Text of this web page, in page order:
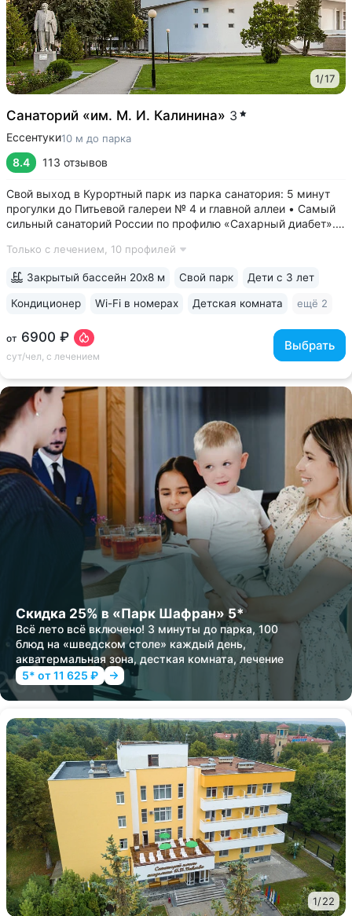
1/17
Санаторий «им. М. И. Калинина» 3
Ессентуки10 м до парка
8.4 113 отзывов
Свой выход в Курортный парк из парка санатория: 5 минут
прогулки до Питьевой галереи № 4 и главной аллеи • Самый
сильный санаторий России по профилю «Сахарный диабет».
На базе санатория работает «Всероссийский
Только с лечением, 10 профилей
от 6900 ₽
сут/чел, с лечением
Выбрать
Закрытый бассейн 20х8 м Свой парк Дети с 3 лет
Кондиционер Wi-Fi в номерах Детская комната ещё 2
Скидка 25% в «Парк Шафран» 5*
Всё лето всё включено! 3 минуты до парка, 100
блюд на «шведском столе» каждый день,
акватермальная зона, десткая комната, лечение
5* от 11 625 ₽
1/22